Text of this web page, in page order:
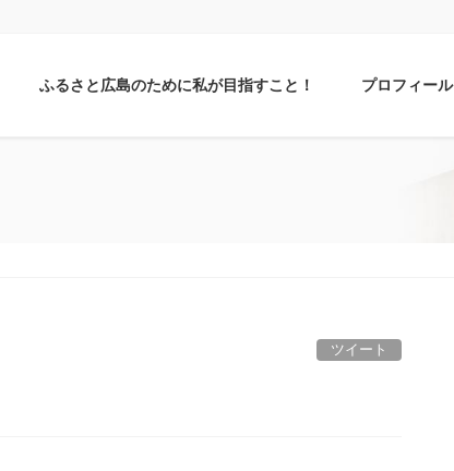
ふるさと広島のために私が目指すこと！ プロフィール
ツイート